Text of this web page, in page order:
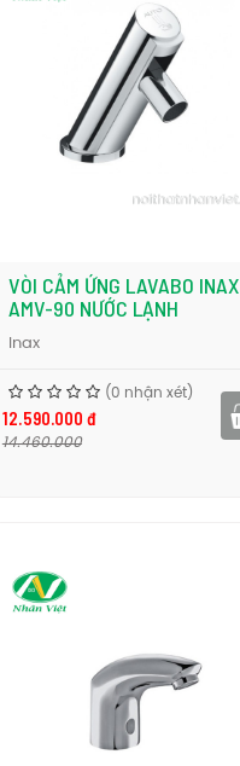
VÒI CẢM ỨNG LAVABO INAX
AMV-90 NƯỚC LẠNH
Inax
(0 nhận xét)
12.590.000 đ
14.460.000